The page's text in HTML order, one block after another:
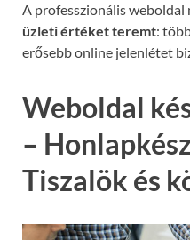
A professzionális weboldal
üzleti értéket teremt:
erősebb online jelenlétet
Weboldal
–
Tiszalök és